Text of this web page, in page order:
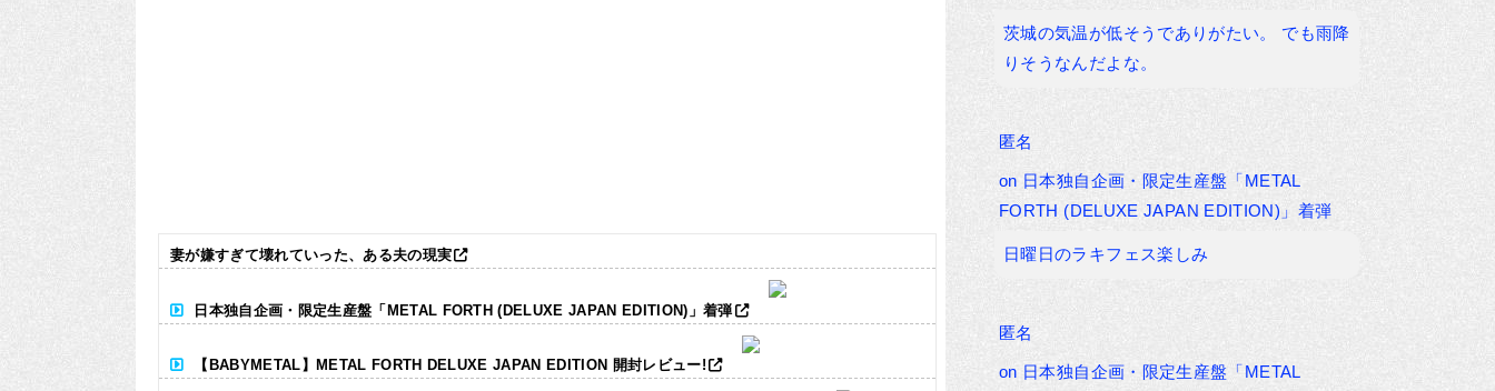
妻が嫌すぎて壊れていった、ある夫の現実
日本独自企画・限定生産盤「METAL FORTH (DELUXE JAPAN EDITION)」着弾
【BABYMETAL】METAL FORTH DELUXE JAPAN EDITION 開封レビュー!
茨城の気温が低そうでありがたい。 でも雨降
りそうなんだよな。
匿名
on 日本独自企画・限定生産盤「METAL
FORTH (DELUXE JAPAN EDITION)」着弾
日曜日のラキフェス楽しみ
匿名
on 日本独自企画・限定生産盤「METAL